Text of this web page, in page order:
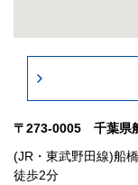
〒273-0005 千葉県
(JR・東武野田線)
徒歩2分